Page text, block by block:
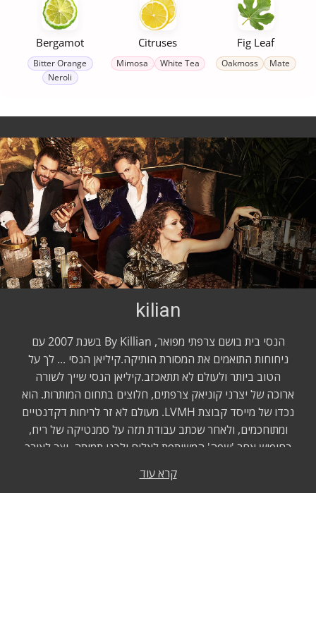
Fig Leaf
Mate
Oakmoss
Citruses
White Tea
Mimosa
Bergamot
Bitter Orange
Neroli
kilian
הנסי בית בושם צרפתי מפואר, By Killian בשנת 2007 עם
ניחוחות התואמים את המסורת הותיקה.קיליאן הנסי ... לך על
הטוב ביותר ולעולם לא תתאכזב.קיליאן הנסי שייך לשורה
ארוכה של יצרני קוניאק צרפתים, חלוצים בתחום המותרות. הוא
נכדו של מייסד קבוצת LVMH. מעולם לא זר לריחות דקדנטיים
ומתוחכמים, ולאחר שכתב עבודת תזה על סמנטיקה של ריח,
בחיפוש אחר 'שפה' המשותפת לאלים ולבני תמותה, יצר לאורך
השפיע עליו, השפעה זו לראות בניחוחותיו כיום בהומאז׳ לסוכר
קרא עוד